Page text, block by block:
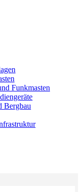
Funkmasten
Bergbau